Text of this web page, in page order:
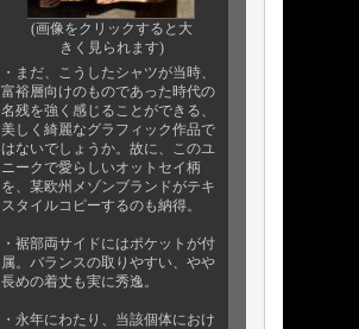
(画像をクリックすると大
きく見られます)
・まだ、こうしたシャツが当時、
富裕層向けのものであった時代の
名残を強く感じることができる、
美しく綺麗なグラフィック作品で
はないでしょうか。故に、このユ
ニークで愛らしいオットセイ柄
を、某欧州メゾンブランドがテキ
スタイルコピーするのも納得。
・裾部両サイドにはポケットが付
属。バランスの取りやすい、やや
長めの着丈も実に秀逸。
・永年にわたり、当該個体におけ